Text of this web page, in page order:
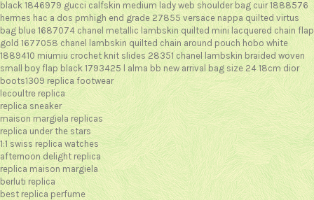
black 1846979 gucci calfskin medium lady web shoulder bag cuir 1888576
hermes hac a dos pmhigh end grade 27855 versace nappa quilted virtus
bag blue 1687074 chanel metallic lambskin quilted mini lacquered chain flap
gold 1677058 chanel lambskin quilted chain around pouch hobo white
1889410 miumiu crochet knit slides 28351 chanel lambskin braided woven
small boy flap black 1793425
l alma bb new arrival bag size 24 18cm dior
boots1309 replica footwear
lecoultre replica
replica sneaker
maison margiela replicas
replica under the stars
1:1 swiss replica watches
afternoon delight replica
replica maison margiela
berluti replica
best replica perfume